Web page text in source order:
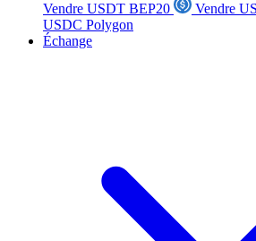
Vendre USDT BEP20
Vendre
USDC Polygon
Échange